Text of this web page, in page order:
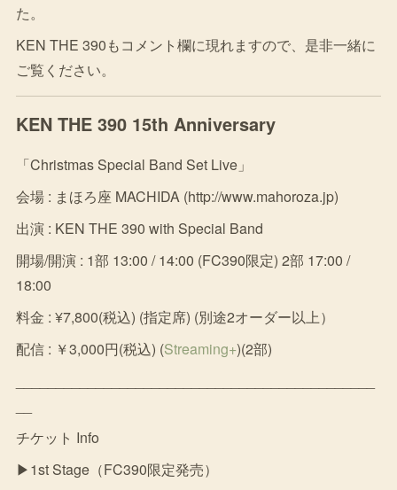
た。
KEN THE 390もコメント欄に現れますので、是非一緒に
ご覧ください。
KEN THE 390 15th Anniversary
「Christmas Special Band Set Live」
会場 : まほろ座 MACHIDA (http://www.mahoroza.jp)
出演 : KEN THE 390 with Special Band
開場/開演 : 1部 13:00 / 14:00 (FC390限定) 2部 17:00 /
18:00
料金 : ¥7,800(税込) (指定席) (別途2オーダー以上）
配信 : ￥3,000円(税込) (Streaming+)(2部)
チケット Info
▶1st Stage（FC390限定発売）